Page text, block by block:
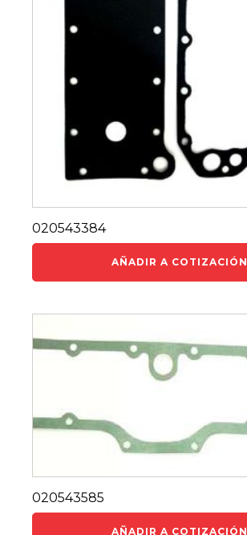
020543384
AÑADIR A COTIZACIÓN
020543585
AÑADIR A COTIZACIÓN